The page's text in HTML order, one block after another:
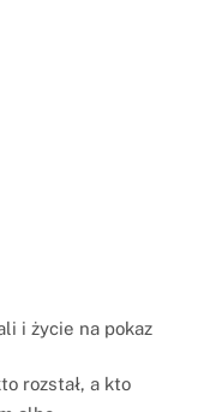
i życie na pokaz
rozstał, a kto